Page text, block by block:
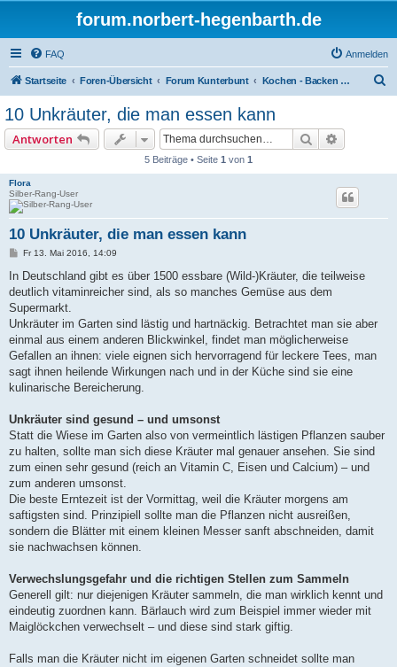
forum.norbert-hegenbarth.de
FAQ Anmelden
Startseite Foren-Übersicht Forum Kunterbunt Kochen - Backen - Braten
10 Unkräuter, die man essen kann
Antworten Suche
5 Beiträge • Seite 1 von 1
Flora
Silber-Rang-User
10 Unkräuter, die man essen kann
B
r
a
g
Fr 13. Mai 2016, 14:09
In Deutschland gibt es über 1500 essbare (Wild-)Kräuter, die teilweise
deutlich vitaminreicher sind, als so manches Gemüse aus dem
Supermarkt.
Unkräuter im Garten sind lästig und hartnäckig. Betrachtet man sie aber
einmal aus einem anderen Blickwinkel, findet man möglicherweise
Gefallen an ihnen: viele eignen sich hervorragend für leckere Tees, man
sagt ihnen heilende Wirkungen nach und in der Küche sind sie eine
kulinarische Bereicherung.
Unkräuter sind gesund – und umsonst
Statt die Wiese im Garten also von vermeintlich lästigen Pflanzen sauber
zu halten, sollte man sich diese Kräuter mal genauer ansehen. Sie sind
zum einen sehr gesund (reich an Vitamin C, Eisen und Calcium) – und
zum anderen umsonst.
Die beste Erntezeit ist der Vormittag, weil die Kräuter morgens am
saftigsten sind. Prinzipiell sollte man die Pflanzen nicht ausreißen,
sondern die Blätter mit einem kleinen Messer sanft abschneiden, damit
sie nachwachsen können.
Verwechslungsgefahr und die richtigen Stellen zum Sammeln
Generell gilt: nur diejenigen Kräuter sammeln, die man wirklich kennt und
eindeutig zuordnen kann. Bärlauch wird zum Beispiel immer wieder mit
Maiglöckchen verwechselt – und diese sind stark giftig.
Falls man die Kräuter nicht im eigenen Garten schneidet sollte man